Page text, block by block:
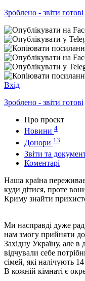
Зроблено - звіти готові
Вхід
Зроблено - звіти готові
Про проєкт
Новини 4
Донори 13
Звіти та
Коментарі
Наша країна
куди дітися, проте
Криму знайти
Ми насправді дуже
нам змогу прийняти до
Західну Україну, але
відчували себе
сімей, які налічують
В кожній кімнаті є